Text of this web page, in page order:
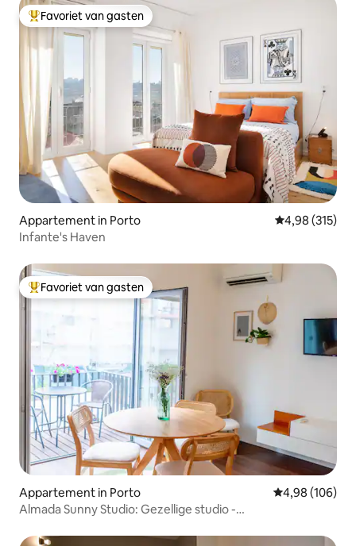
Topfavoriet van gasten
Favoriet van gasten
Appartement in Porto Gemiddelde
4,98 (315)
Infante's Haven
Topfavoriet van gasten
Favoriet van gasten
Appartement in Porto Gemiddelde
4,98 (106)
Almada Sunny Studio: Gezellige studio -